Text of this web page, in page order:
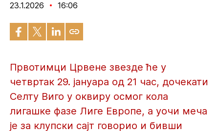
23.1.2026 16:06
Првотимци Црвене звезде ће у
четвртак 29. јануара од 21 час, дочекати
Селту Виго у оквиру осмог кола
лигашке фазе Лиге Европе, а уочи меча
је за клупски сајт говорио и бивши